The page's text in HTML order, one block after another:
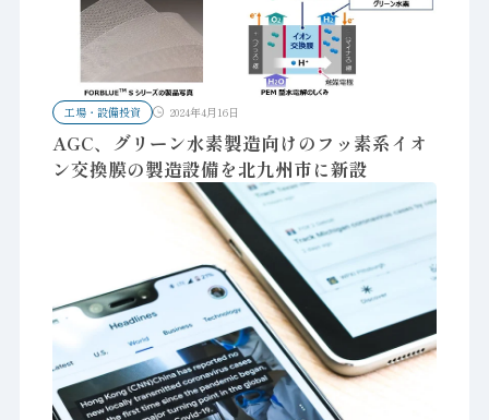
工場・設備投資 2024年4月16日
AGC、グリーン水素製造向けのフッ素系イオ
ン交換膜の製造設備を北九州市に新設